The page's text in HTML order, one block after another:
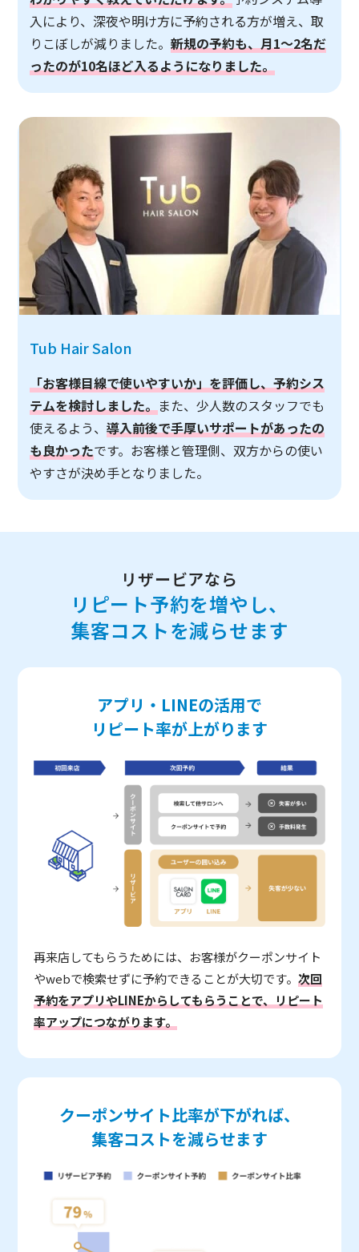
入により、深夜や明け方に予約される方が増え、取
りこぼしが減りました。新規の予約も、月1～2名だ
ったのが10名ほど入るようになりました。
Tub Hair Salon
「お客様目線で使いやすいか」を評価し、予約シス
テムを検討しました。また、少人数のスタッフでも
使えるよう、導入前後で手厚いサポートがあったの
も良かったです。お客様と管理側、双方からの使い
やすさが決め手となりました。
リザービアなら
リピート予約を増やし、
集客コストを減らせます
アプリ・LINEの活用で
リピート率が上がります
再来店してもらうためには、お客様がクーポンサイト
やwebで検索せずに予約できることが大切です。次回
予約をアプリやLINEからしてもらうことで、リピート
率アップにつながります。
クーポンサイト比率が下がれば、
集客コストを減らせます